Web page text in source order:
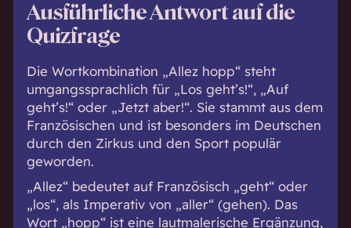
Ausführliche Antwort auf die
Quizfrage
Die Wortkombination „Allez hopp“ steht
umgangssprachlich für „Los geht’s!“, „Auf
geht’s!“ oder „Jetzt aber!“. Sie stammt aus dem
Französischen und ist besonders im Deutschen
durch den Zirkus und den Sport populär
geworden.
„Allez“ bedeutet auf Französisch „geht“ oder
„los“, als Imperativ von „aller“ (gehen). Das
Wort „hopp“ ist eine lautmalerische Ergänzung,